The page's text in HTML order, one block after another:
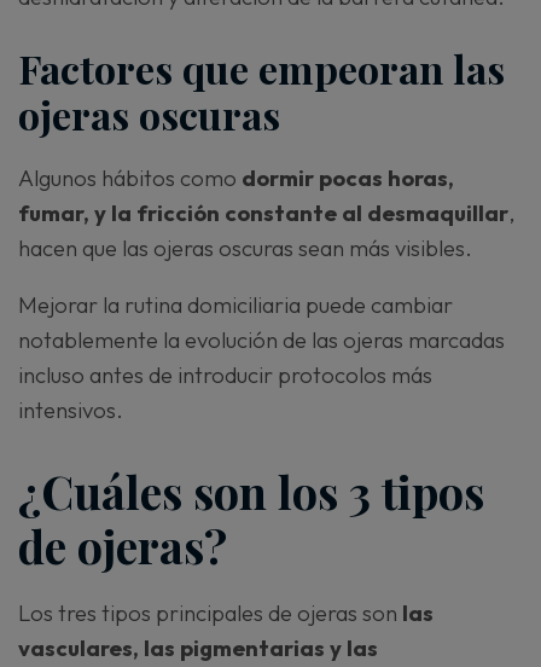
Factores que empeoran las
ojeras oscuras
Algunos hábitos como dormir pocas horas,
fumar, y la fricción constante al desmaquillar,
hacen que las ojeras oscuras sean más visibles.
Mejorar la rutina domiciliaria puede cambiar
notablemente la evolución de las ojeras marcadas
incluso antes de introducir protocolos más
intensivos.
¿Cuáles son los 3 tipos
de ojeras?
Los tres tipos principales de ojeras son las
vasculares, las pigmentarias y las